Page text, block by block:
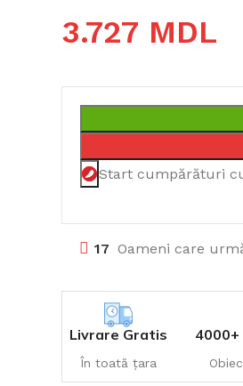
3.727 MDL
Start cumpărături
17 Oameni care
Livrare Gratis
În toată țara